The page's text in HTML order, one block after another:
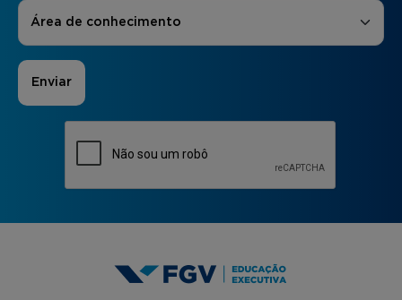
Áreas de Interesse
Área de conhecimento